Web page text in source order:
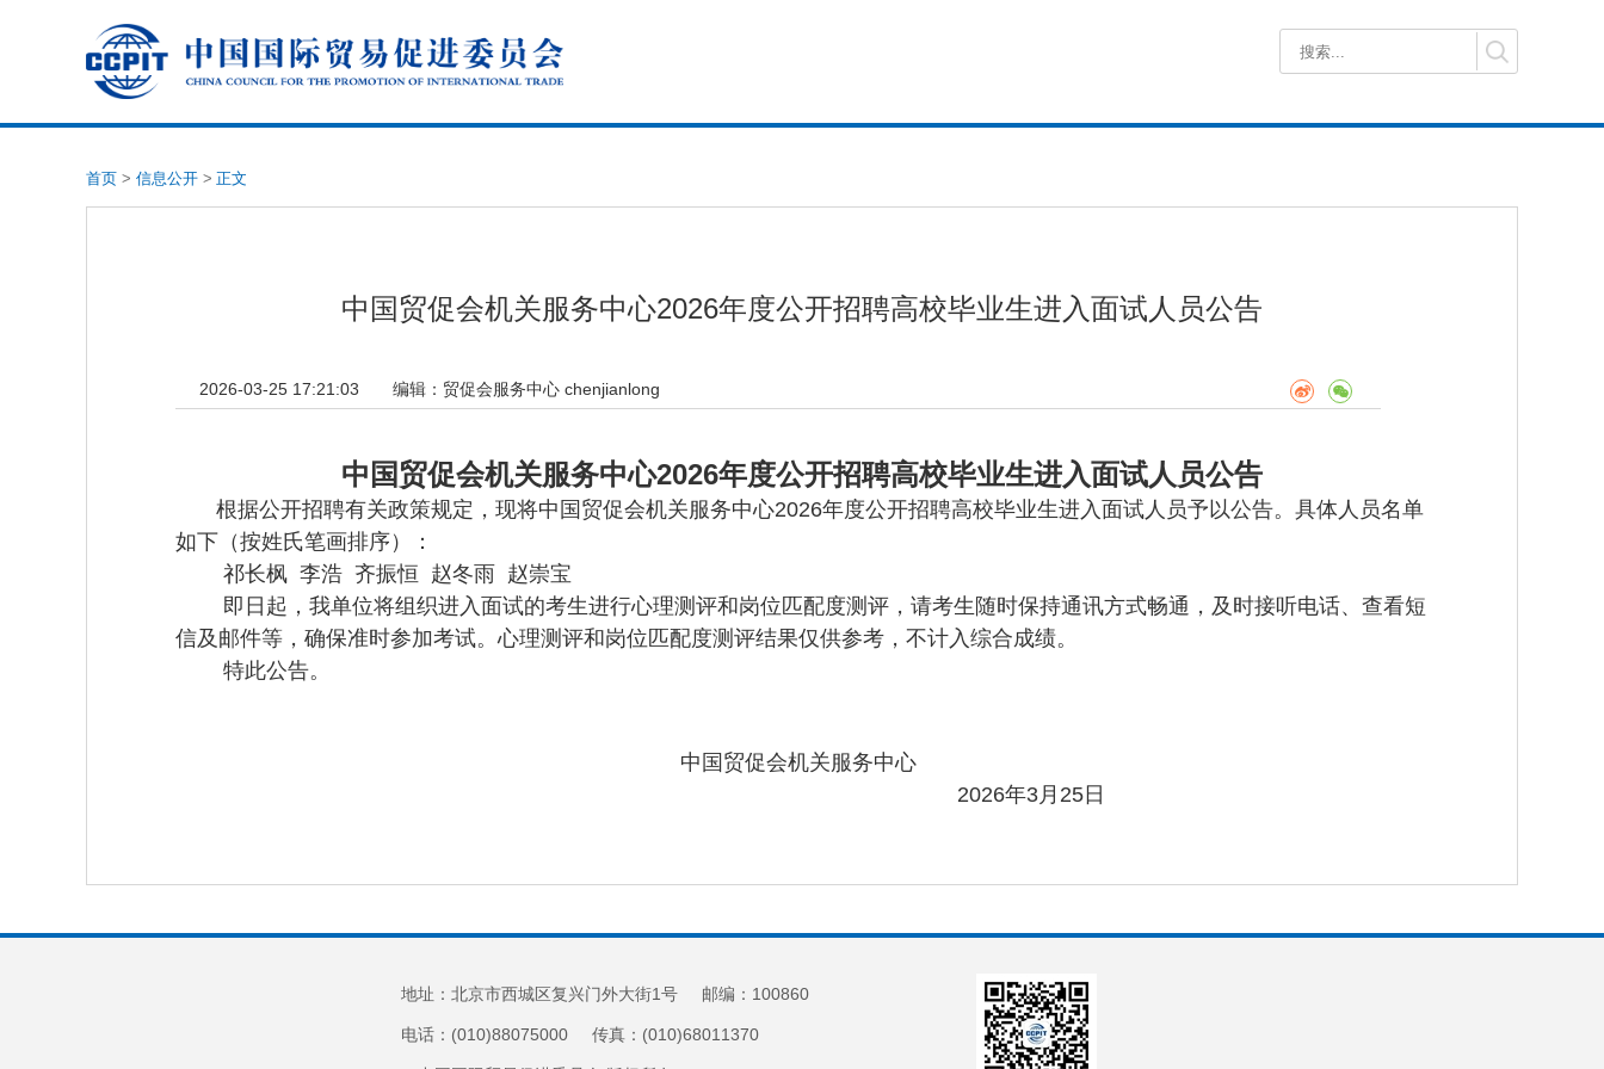
首页 > 信息公开 > 正文
中国贸促会机关服务中心2026年度公开招聘高校毕业生进入面试人员公告
2026-03-25 17:21:03 编辑： 贸促会服务中心 chenjianlong
中国贸促会机关服务中心2026年度公开招聘高校毕业生进入面试人员公告
根据公开招聘有关政策规定，现将中国贸促会机关服务中心2026年度公开招聘高校毕业生进入面试人员予以公告。具体人员名单
如下（按姓氏笔画排序）：
祁长枫 李浩 齐振恒 赵冬雨 赵崇宝
即日起，我单位将组织进入面试的考生进行心理测评和岗位匹配度测评，请考生随时保持通讯方式畅通，及时接听电话、查看短
信及邮件等，确保准时参加考试。心理测评和岗位匹配度测评结果仅供参考，不计入综合成绩。
特此公告。
中国贸促会机关服务中心
2026年3月25日
地址：北京市西城区复兴门外大街1号 邮编：100860
电话：(010)88075000 传真：(010)68011370